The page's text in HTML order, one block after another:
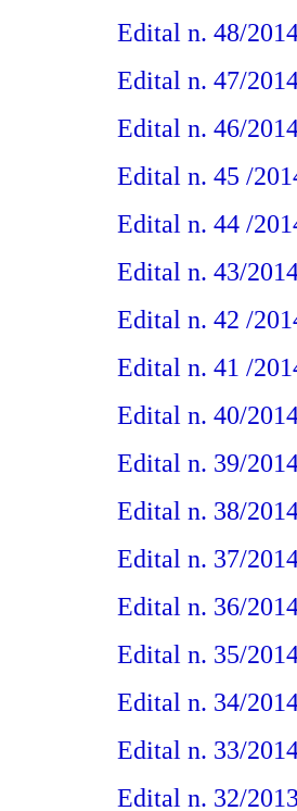
Edital n. 48/
Edital n. 47/
Edital n. 46/
Edital n. 45 /
Edital n. 44 /
Edital n. 43/
Edital n. 42 /
Edital n. 41 /
Edital n. 40/
Edital n. 39/
Edital n. 38/
Edital n. 37/
Edital n. 36/
Edital n. 35/
Edital n. 34/
Edital n. 33/
Edital n. 32/